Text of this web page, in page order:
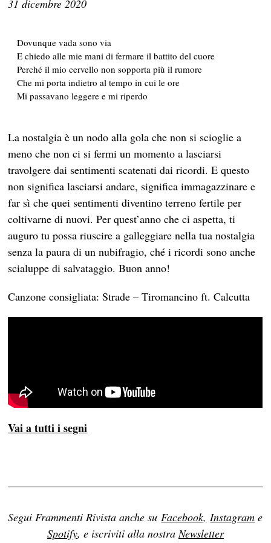
31 dicembre 2020
Dovunque vada sono via
E chiedo alle mie mani di fermare il battito del cuore
Perché il mio cervello non sopporta più il rumore
Che mi porta indietro al tempo in cui le ore
Mi passavano leggere e mi riperdo
La nostalgia è un nodo alla gola che non si scioglie a
meno che non ci si fermi un momento a lasciarsi
travolgere dai sentimenti scatenati dai ricordi. E questo
non significa lasciarsi andare, significa immagazzinare e
far sì che quei sentimenti diventino terreno fertile per
coltivarne di nuovi. Per quest’anno che ci aspetta, ti
auguro tu possa riuscire a galleggiare nella tua nostalgia
senza la paura di un nubifragio, ché i ricordi sono anche
scialuppe di salvataggio. Buon anno!
Canzone consigliata: Strade – Tiromancino ft. Calcutta
Vai a tutti i segni
Segui Frammenti Rivista anche suFacebook, Instagram e
Spotify, e iscriviti alla nostraNewsletter